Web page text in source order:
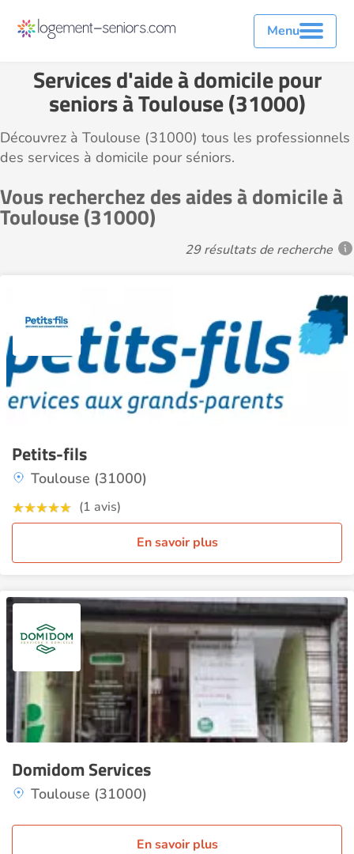
Menu
Services d'aide à domicile pour
seniors à Toulouse (31000)
Découvrez à Toulouse (31000) tous les professionnels
des services à domicile pour séniors.
Vous recherchez des aides à domicile à
Toulouse (31000)
29 résultats de recherche
Petits-fils
Toulouse (31000)
(1 avis)
En savoir plus
Domidom Services
Toulouse (31000)
En savoir plus